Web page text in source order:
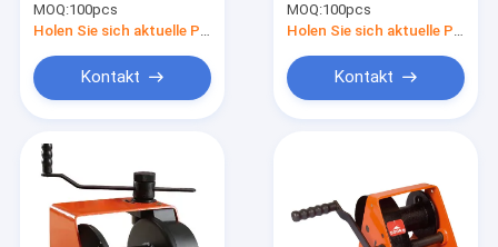
Nachrichten
Fordern Sie ein Zitat
Elektro-Kettenzug
manueller Kettenzug
Handhandkurbel
MOQ:100pcs
Holen Sie sich aktuelle Preis
Kontakt
manuelle Handkurbel
für das Anheben
MOQ:100pcs
Holen Sie sich aktuelle Preis
Kontakt